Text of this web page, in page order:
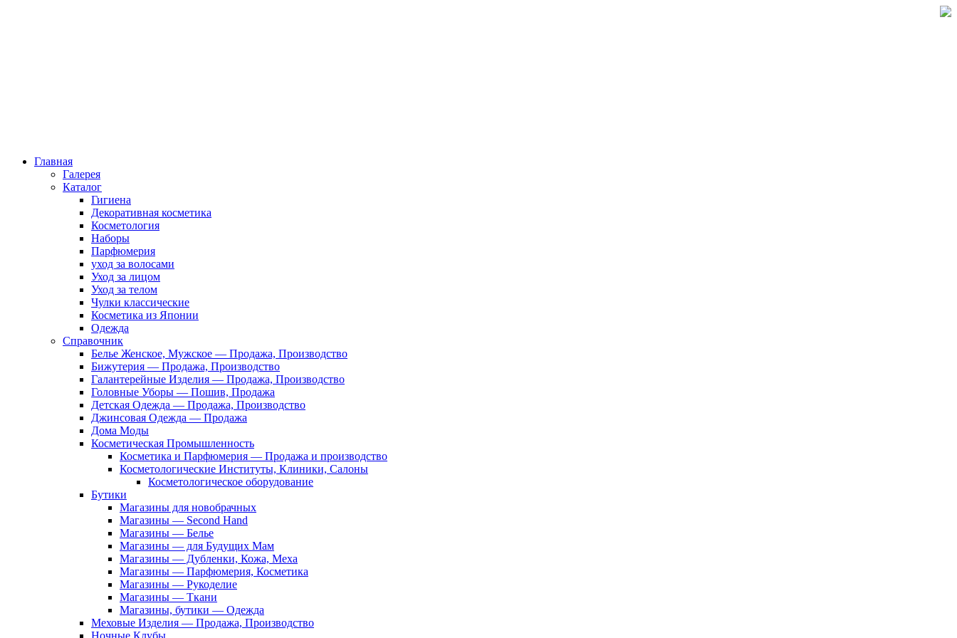
Главная
Галерея
Каталог
Гигиена
Декоративная косметика
Косметология
Наборы
Парфюмерия
уход за волосами
Уход за лицом
Уход за телом
Чулки классические
Косметика из Японии
Одежда
Справочник
Белье Женское, Мужское — Продажа, Производство
Бижутерия — Продажа, Производство
Галантерейные Изделия — Продажа, Производство
Головные Уборы — Пошив, Продажа
Детская Одежда — Продажа, Производство
Джинсовая Одежда — Продажа
Дома Моды
Косметическая Промышленность
Косметика и Парфюмерия — Продажа и производство
Косметологические Институты, Клиники, Салоны
Косметологическое оборудование
Бутики
Магазины для новобрачных
Магазины — Second Hand
Магазины — Белье
Магазины — для Будущих Мам
Магазины — Дубленки, Кожа, Меха
Магазины — Парфюмерия, Косметика
Магазины — Рукоделие
Магазины — Ткани
Магазины, бутики — Одежда
Меховые Изделия — Продажа, Производство
Ночные Клубы